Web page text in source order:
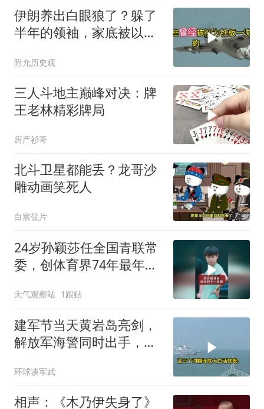
伊朗养出白眼狼了？躲了
半年的领袖，家底被以色
附允历史观
三人斗地主巅峰对决：牌
王老林精彩牌局
房产衫哥
北斗卫星都能丢？龙哥沙
雕动画笑死人
白宸侃片
24岁孙颖莎任全国青联常
委，创体育界74年最年轻
天气观察站 1跟贴
建军节当天黄岩岛亮剑，
解放军海警同时出手，菲
环球谈军武
相声：《木乃伊失身了》